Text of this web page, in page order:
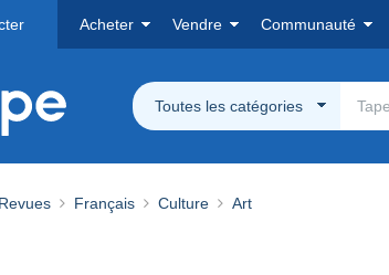
Acheter Vendre Communauté
Toutes les catégories
Français Culture Art